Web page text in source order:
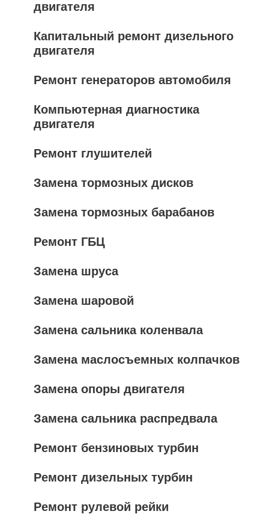
двигателя
Капитальный ремонт дизельного
двигателя
Ремонт генераторов автомобиля
Компьютерная диагностика
двигателя
Ремонт глушителей
Замена тормозных дисков
Замена тормозных барабанов
Ремонт ГБЦ
Замена шруса
Замена шаровой
Замена сальника коленвала
Замена маслосъемных колпачков
Замена опоры двигателя
Замена сальника распредвала
Ремонт бензиновых турбин
Ремонт дизельных турбин
Ремонт рулевой рейки